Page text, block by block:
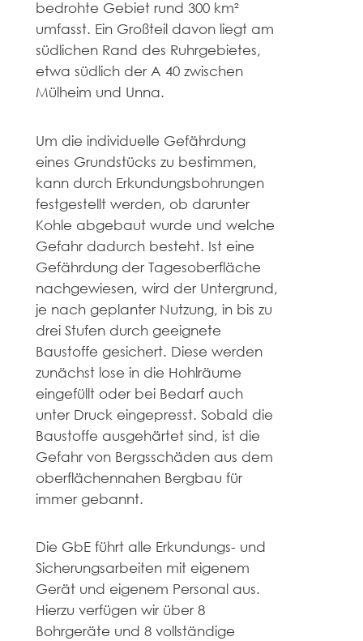
bedrohte Gebiet rund 300 km²
umfasst. Ein Großteil davon liegt am
südlichen Rand des Ruhrgebietes,
etwa südlich der A 40 zwischen
Mülheim und Unna.
Um die individuelle Gefährdung
eines Grundstücks zu bestimmen,
kann durch Erkundungsbohrungen
festgestellt werden, ob darunter
Kohle abgebaut wurde und welche
Gefahr dadurch besteht. Ist eine
Gefährdung der Tagesoberfläche
nachgewiesen, wird der Untergrund,
je nach geplanter Nutzung, in bis zu
drei Stufen durch geeignete
Baustoffe gesichert. Diese werden
zunächst lose in die Hohlräume
eingefüllt oder bei Bedarf auch
unter Druck eingepresst. Sobald die
Baustoffe ausgehärtet sind, ist die
Gefahr von Bergsschäden aus dem
oberflächennahen Bergbau für
immer gebannt.
Die GbE führt alle Erkundungs- und
Sicherungsarbeiten mit eigenem
Gerät und eigenem Personal aus.
Hierzu verfügen wir über 8
Bohrgeräte und 8 vollständige